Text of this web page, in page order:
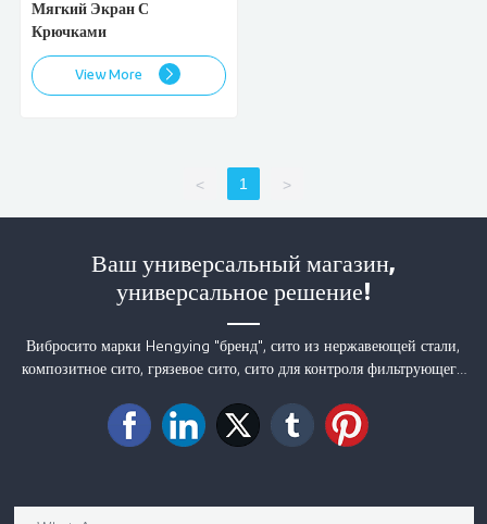
КОНТАКТ
Мягкий Экран С
Крючками
View More
< 1 >
Ваш универсальный магазин,
универсальное решение!
Вибросито марки Hengying "бренд", сито из нержавеющей стали,
композитное сито, грязевое сито, сито для контроля фильтрующего
стальной решетчатый настил и другие продукты продаются в
различные регионы страны, на основные нефтяные месторождения